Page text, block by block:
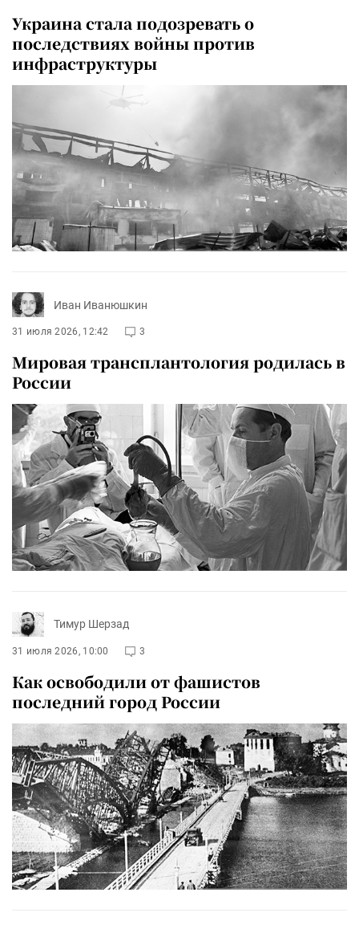
Украина стала подозревать о
последствиях войны против
инфраструктуры
Иван Иванюшкин
31 июля 2026, 12:42 3
Мировая трансплантология родилась в
России
Тимур Шерзад
31 июля 2026, 10:00 3
Как освободили от фашистов
последний город России